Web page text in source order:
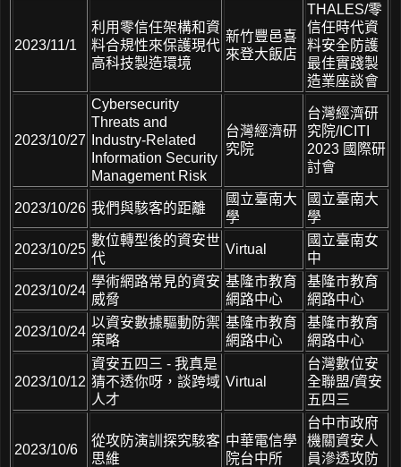
2023/11/1
利用零信任架構和資
料合規性來保護現代
高科技製造環境
新竹豐邑喜
來登大飯店
THALES/零
信任時代資
料安全防護
最佳實踐製
造業座談會
2023/10/27
Cybersecurity
Threats and
Industry-Related
Information Security
Management Risk
台灣經濟研
究院
台灣經濟研
究院/ICITI
2023 國際研
討會
2023/10/26 我們與駭客的距離
國立臺南大
學
國立臺南大
學
2023/10/25
數位轉型後的資安世
代
Virtual
國立臺南女
中
2023/10/24
學術網路常見的資安
威脅
基隆市教育
網路中心
基隆市教育
網路中心
2023/10/24
以資安數據驅動防禦
策略
基隆市教育
網路中心
基隆市教育
網路中心
2023/10/12
資安五四三 - 我真是
猜不透你呀，談跨域
人才
Virtual
台灣數位安
全聯盟/資安
五四三
2023/10/6
從攻防演訓探究駭客
思維
中華電信學
院台中所
台中市政府
機關資安人
員滲透攻防